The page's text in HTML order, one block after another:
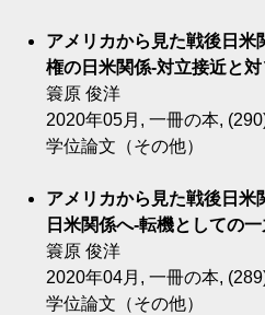
アメリカから見た戦後日米
権の日米関係-対立接近と
簑原 俊洋
2020年05月, 一冊の本,
学位論文（その他）
アメリカから見た戦後日米
日米関係へ-転機としての
簑原 俊洋
2020年04月, 一冊の本,
学位論文（その他）